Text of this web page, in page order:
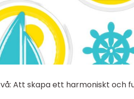
Att skapa ett harmoniskt och